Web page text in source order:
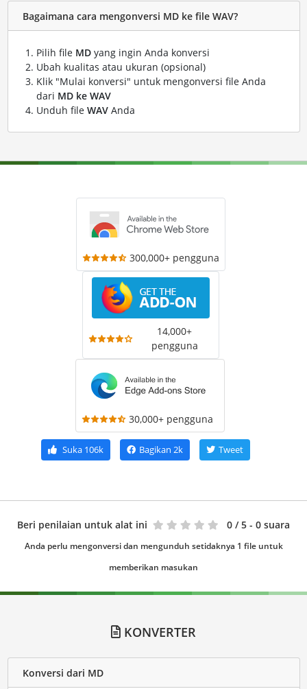
Bagaimana cara mengonversi MD ke file WAV?
Pilih file MDyang ingin Anda konversi
Ubah kualitas atau ukuran (opsional)
Klik "Mulai konversi" untuk mengonversi file Anda
dari MD ke WAV
Unduh file WAVAnda
300,000+ pengguna
14,000+
pengguna
30,000+ pengguna
Suka106k Bagikan 2k Tweet
Beri penilaian untuk alat ini 0 / 5 - 0 suara
Anda perlu mengonversi dan mengunduh setidaknya 1 file untuk
memberikan masukan
KONVERTER
Konversi dari MD